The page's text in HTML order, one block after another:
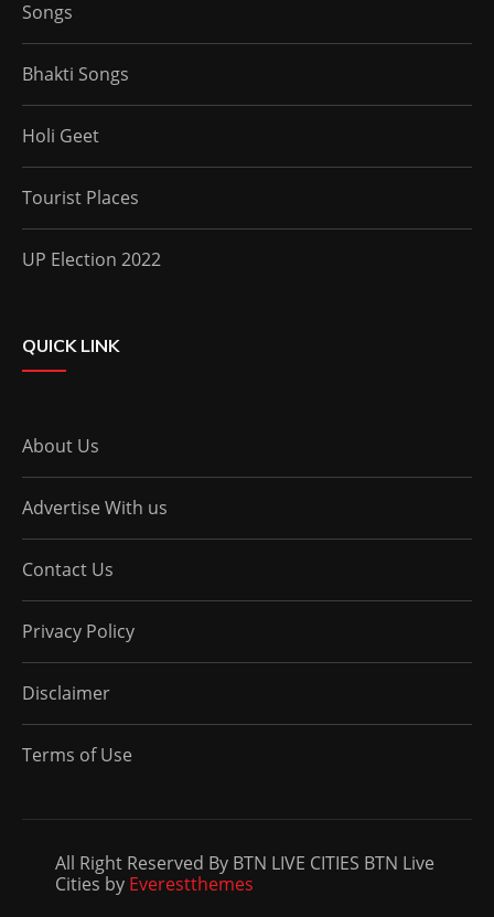
Songs
Bhakti Songs
Holi Geet
Tourist Places
UP Election 2022
QUICK LINK
About Us
Advertise With us
Contact Us
Privacy Policy
Disclaimer
Terms of Use
All Right Reserved By BTN LIVE CITIES BTN Live
Cities by Everestthemes